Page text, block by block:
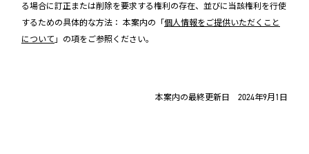
る場合に訂正または削除を要求する権利の存在、並びに当該権利を行使
するための具体的な方法： 本案内の「個人情報をご提供いただくこと
について 」の項をご参照ください。
本案内の最終更新日 2024年9月1日